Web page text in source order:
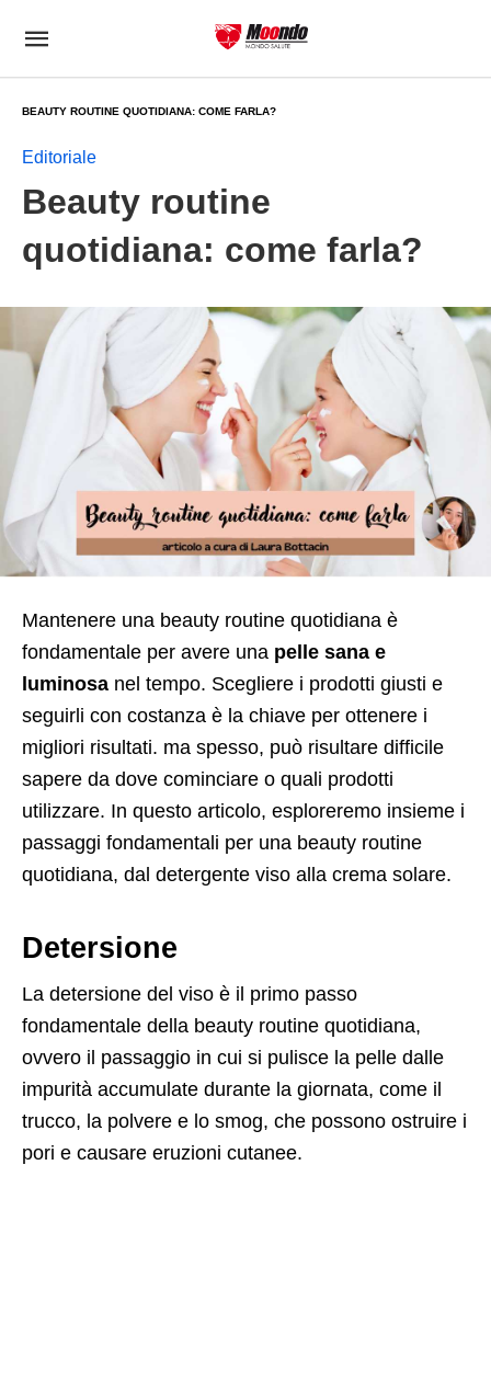
BEAUTY ROUTINE QUOTIDIANA: COME FARLA?
Editoriale
Beauty routine
quotidiana: come farla?
Mantenere una beauty routine quotidiana è
fondamentale per avere una pelle sana e
luminosa nel tempo. Scegliere i prodotti giusti e
seguirli con costanza è la chiave per ottenere i
migliori risultati. ma spesso, può risultare difficile
sapere da dove cominciare o quali prodotti
utilizzare. In questo articolo, esploreremo insieme i
passaggi fondamentali per una beauty routine
quotidiana, dal detergente viso alla crema solare.
Detersione
La detersione del viso è il primo passo
fondamentale della beauty routine quotidiana,
ovvero il passaggio in cui si pulisce la pelle dalle
impurità accumulate durante la giornata, come il
trucco, la polvere e lo smog, che possono ostruire i
pori e causare eruzioni cutanee.